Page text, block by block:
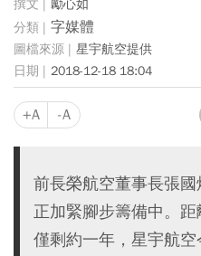
勵心如
字媒體
星宇航空提供
2018-12-18 18:04
+A -A
前長榮航空董事長張國
正加緊腳步籌備中。
僅剩約一年，星宇航